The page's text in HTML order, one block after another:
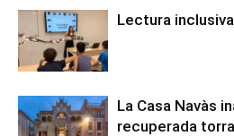
Lectura
La Casa Navàs
recuperada